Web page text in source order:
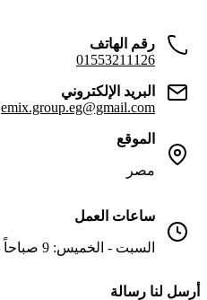
رقم الهاتف
01553211126
البريد الإلكتروني
emix.group.eg@gmail.com
الموقع
مصر
ساعات العمل
السبت - الخميس: 9 صباحاً - 6 مساءً
أرسل لنا رسالة